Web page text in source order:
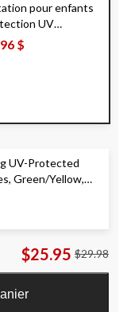
pour enfants
UV
Boomerang,
$
UV-Protected
Green/Yellow,
$25.95 $29.98